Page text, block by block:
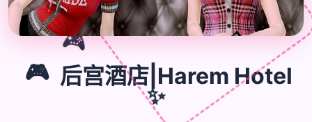
🎮
🎮 后宫酒店|Harem Hotel
✨